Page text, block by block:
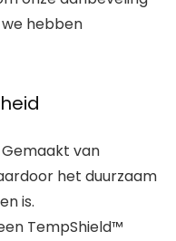
hebben
Gemaakt van
het duurzaam
is.
TempShield™